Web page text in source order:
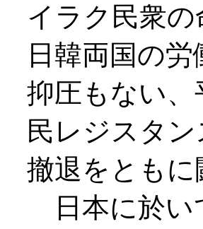
イラク民衆
日韓両国の
抑圧もない
民レジスタ
撤退をとも
日本に於い